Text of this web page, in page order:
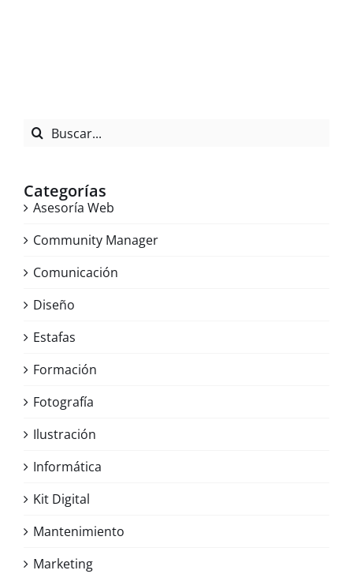
Buscar:
Categorías
Asesoría Web
Community Manager
Comunicación
Diseño
Estafas
Formación
Fotografía
Ilustración
Informática
Kit Digital
Mantenimiento
Marketing